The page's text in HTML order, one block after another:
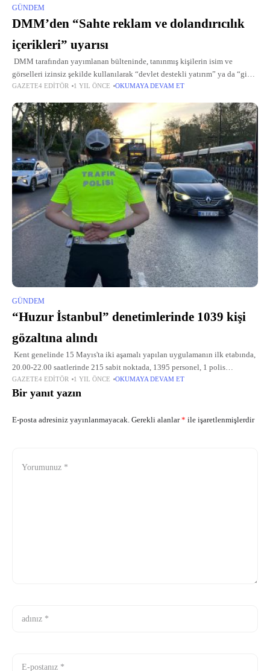
GÜNDEM
DMM’den “Sahte reklam ve dolandırıcılık
içerikleri” uyarısı
DMM tarafından yayımlanan bülteninde, tanınmış kişilerin isim ve
görselleri izinsiz şekilde kullanılarak “devlet destekli yatırım” ya da “gizli
kazanç yöntemi” gibi ifadelerle sahte reklamların yaygınlaştığı belirtilerek,
GAZETE4 EDITÖR 1 YIL ÖNCE OKUMAYA DEVAM ET
GÜNDEM
“Huzur İstanbul” denetimlerinde 1039 kişi
gözaltına alındı
Kent genelinde 15 Mayıs'ta iki aşamalı yapılan uygulamanın ilk etabında,
20.00-22.00 saatlerinde 215 sabit noktada, 1395 personel, 1 polis
helikopteri ve 5 Deniz Limanı Şube Botu desteğiyle sabit yol
GAZETE4 EDITÖR 1 YIL ÖNCE OKUMAYA DEVAM ET
Bir yanıt yazın
E-posta adresiniz yayınlanmayacak. Gerekli alanlar* ile işaretlenmişlerdir